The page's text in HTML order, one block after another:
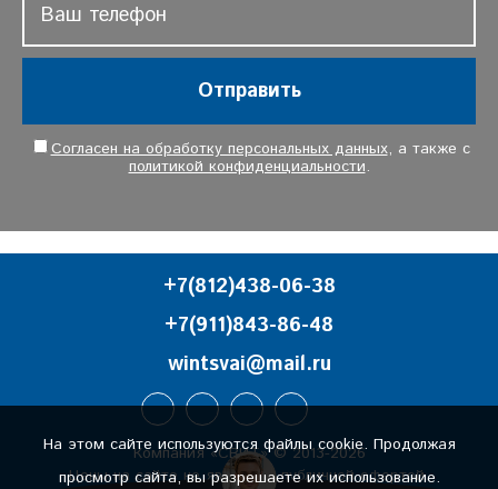
Отправить
Согласен на обработку персональных данных, а также с
политикой конфиденциальности.
+7(812)438-06-38
+7(911)843-86-48
wintsvai@mail.ru
Компания «СВИТ» © 2013-2026
Цены на сайте не являются публичной офертой.
На этом сайте используются файлы cookie. Продолжая
просмотр сайта, вы разрешаете их использование.